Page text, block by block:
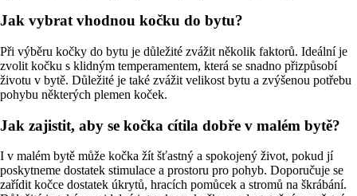
Jak vybrat vhodnou kočku do bytu?
Při výběru kočky do bytu je důležité zvážit několik faktorů. Ideální je
zvolit kočku s klidným temperamentem, která se snadno přizpůsobí
životu v bytě. Důležité je také zvážit velikost bytu a zvýšenou potřebu
pohybu některých plemen koček.
Jak zajistit, aby se kočka cítila dobře v malém bytě?
I v malém bytě může kočka žít šťastný a spokojený život, pokud jí
poskytneme dostatek stimulace a prostoru pro pohyb. Doporučuje se
zařídit kočce dostatek úkrytů, hracích pomůcek a stromů na škrábání.